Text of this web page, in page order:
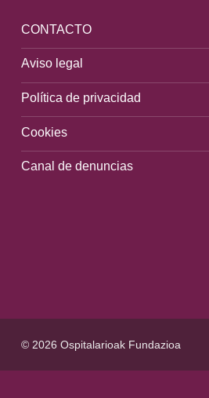
CONTACTO
Aviso legal
Política de privacidad
Cookies
Canal de denuncias
© 2026 Ospitalarioak Fundazioa